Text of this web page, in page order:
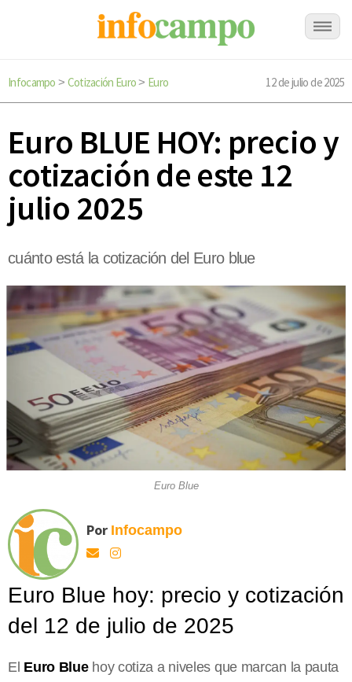
Infocampo > Cotización Euro> Euro 12 de julio de 2025
Euro BLUE HOY: precio y
cotización de este 12
julio 2025
cuánto está la cotización del Euro blue
Euro Blue
Por Infocampo
Euro Blue hoy: precio y cotización
del 12 de julio de 2025
El Euro Bluehoy cotiza a niveles que marcan la pauta